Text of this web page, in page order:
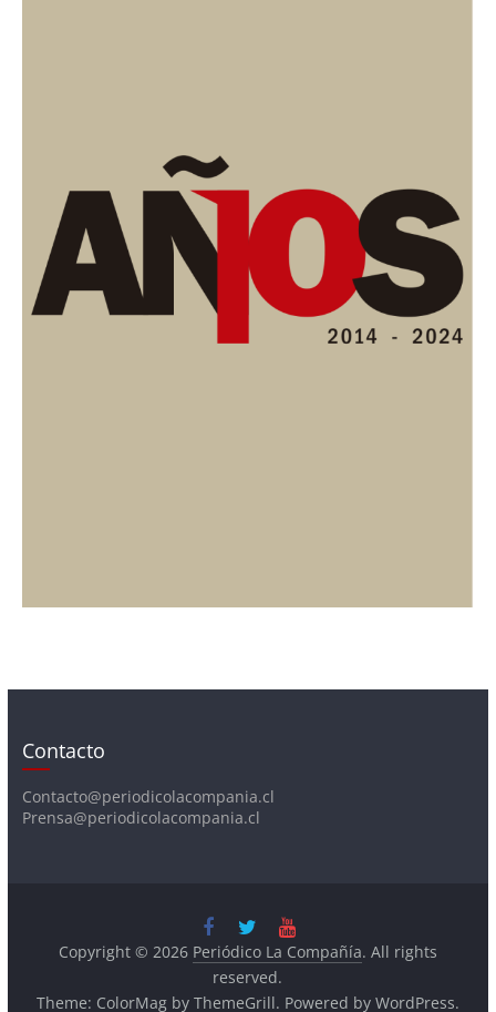
Contacto
Contacto@periodicolacompania.cl
Prensa@periodicolacompania.cl
Copyright © 2026 Periódico La Compañía. All rights
reserved.
Theme: ColorMagby ThemeGrill. Powered by WordPress.